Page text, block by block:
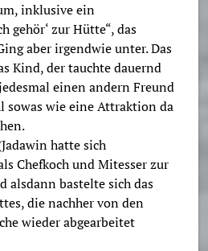
inklusive ein
gehör‘ zur Hütte“, das
aber irgendwie unter. Das
Kind, der tauchte dauernd
einen andern Freund
sowas wie eine Attraktion da
hatte sich
Chefkoch und Mitesser zur
alsdann bastelte sich das
die nachher von den
wieder abgearbeitet